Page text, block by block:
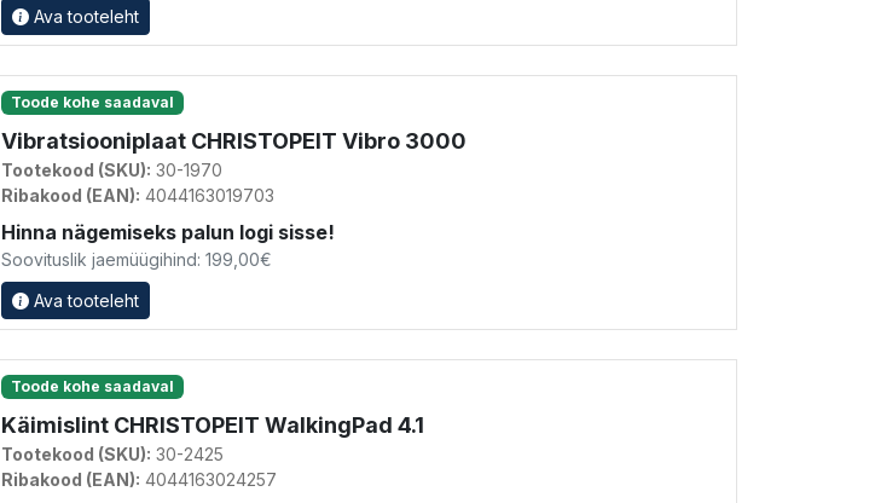
Ava tooteleht
Toode kohe saadaval
Vibratsiooniplaat CHRISTOPEIT Vibro 3000
Tootekood (SKU): 30-1970
Ribakood (EAN): 4044163019703
Hinna nägemiseks palun logi sisse!
Soovituslik jaemüügihind: 199,00€
Ava tooteleht
Toode kohe saadaval
Käimislint CHRISTOPEIT WalkingPad 4.1
Tootekood (SKU): 30-2425
Ribakood (EAN): 4044163024257